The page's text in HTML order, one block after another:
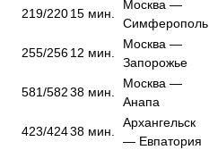
219/22015 мин.
Москва —
Симферополь
255/25612 мин.
Москва —
Запорожье
581/58238 мин.
Москва —
Анапа
423/42438 мин.
Архангельск
— Евпатория